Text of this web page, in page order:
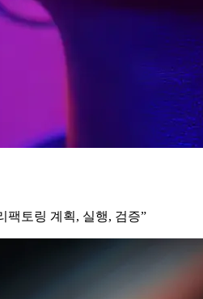
팩토링 계획, 실행, 검증”